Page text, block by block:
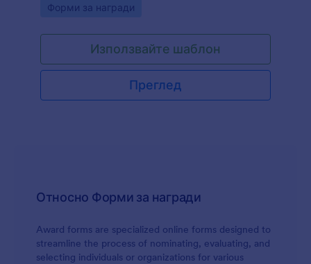
Go to Category:
Форми за награди
Използвайте шаблон
Преглед
Относно Форми за награди
Award forms are specialized online forms designed to
streamline the process of nominating, evaluating, and
selecting individuals or organizations for various